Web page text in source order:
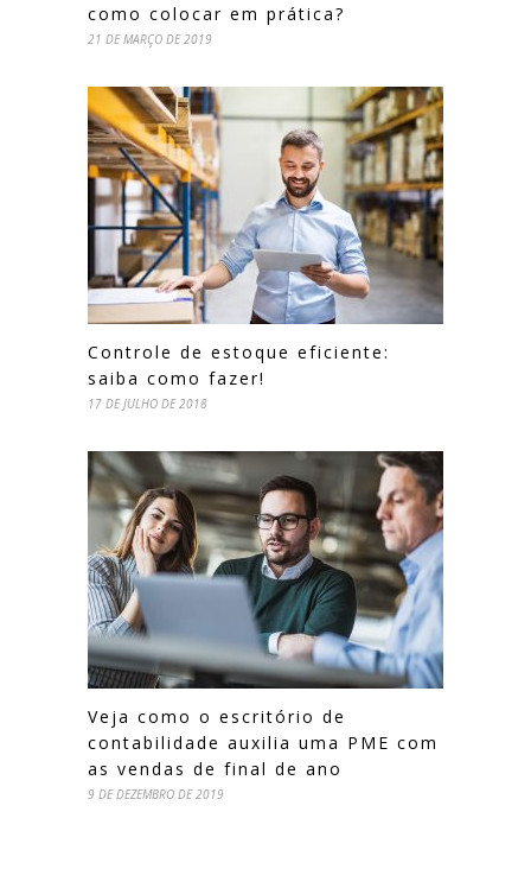
como colocar em prática?
21 DE MARÇO DE 2019
Controle de estoque eficiente:
saiba como fazer!
17 DE JULHO DE 2018
Veja como o escritório de
contabilidade auxilia uma PME com
as vendas de final de ano
9 DE DEZEMBRO DE 2019